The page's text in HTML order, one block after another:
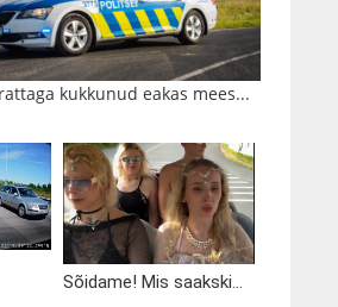
kukkunud eakas mees...
Sõidame! Mis saakski...